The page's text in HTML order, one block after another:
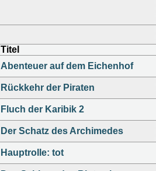
Titel
Abenteuer auf dem Eichenhof
Rückkehr der Piraten
Fluch der Karibik 2
Der Schatz des Archimedes
Hauptrolle: tot